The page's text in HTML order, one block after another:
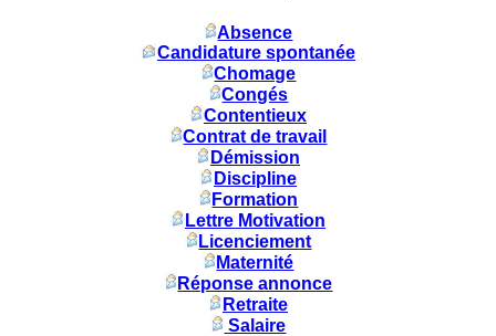
Absence
Candidature spontanée
Chomage
Congés
Contentieux
Contrat de travail
Démission
Discipline
Formation
Lettre Motivation
Licenciement
Maternité
Réponse annonce
Retraite
Salaire